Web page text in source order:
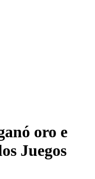
oro e
Juegos